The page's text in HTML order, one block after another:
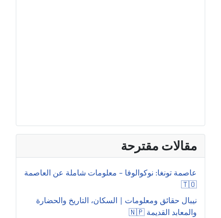
مقالات مقترحة
عاصمة تونغا: نوكوالوفا – معلومات شاملة عن العاصمة
🇹🇴
نيبال حقائق ومعلومات | السكان، التاريخ والحضارة
والمعابد القديمة 🇳🇵